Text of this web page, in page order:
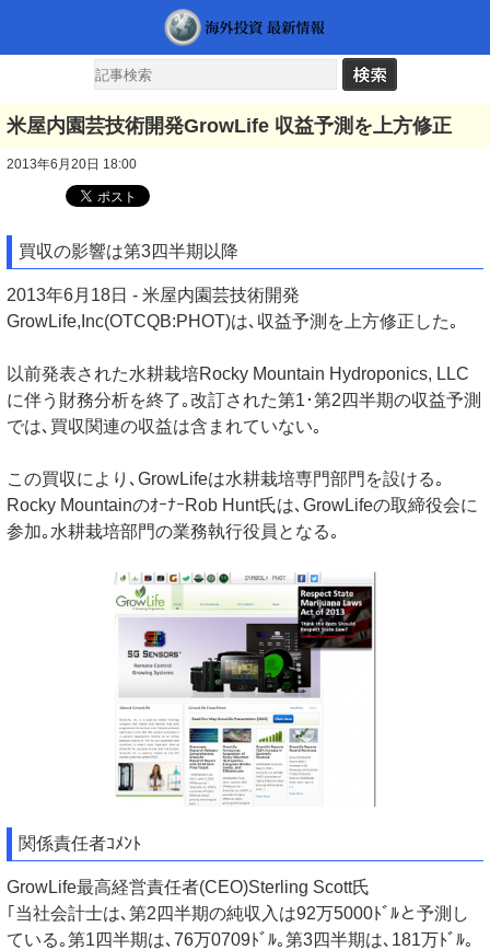
米屋内園芸技術開発GrowLife 収益予測を上方修正
2013年6月20日 18:00
買収の影響は第3四半期以降
2013年6月18日 - 米屋内園芸技術開発
GrowLife,Inc(OTCQB:PHOT)は､収益予測を上方修正した｡
以前発表された水耕栽培Rocky Mountain Hydroponics, LLC
に伴う財務分析を終了｡改訂された第1･第2四半期の収益予測
では､買収関連の収益は含まれていない｡
この買収により､GrowLifeは水耕栽培専門部門を設ける｡
Rocky MountainのｵｰﾅｰRob Hunt氏は､GrowLifeの取締役会に
参加｡水耕栽培部門の業務執行役員となる｡
関係責任者ｺﾒﾝﾄ
GrowLife最高経営責任者(CEO)Sterling Scott氏
｢当社会計士は､第2四半期の純収入は92万5000ﾄﾞﾙと予測し
ている｡第1四半期は､76万0709ﾄﾞﾙ｡第3四半期は､181万ﾄﾞﾙ｡